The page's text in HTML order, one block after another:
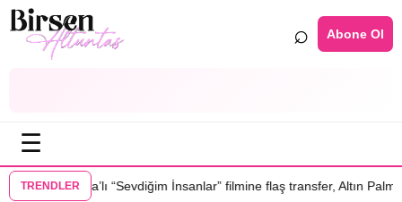
⌕ Abone Ol
☰
TRENDLERİnsanlar” filmine flaş transfer, Altın Palmiye’li Vlad Ivanov